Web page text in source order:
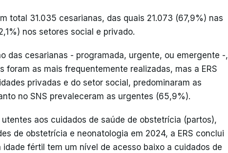
total 31.035 cesarianas, das quais 21.073 (67,9%) nas
nos setores social e privado.
das cesarianas - programada, urgente, ou emergente -,
foram as mais frequentemente realizadas, mas a ERS
privadas e do setor social, predominaram as
no SNS prevaleceram as urgentes (65,9%).
aos cuidados de saúde de obstetrícia (partos),
de obstetrícia e neonatologia em 2024, a ERS conclui
fértil tem um nível de acesso baixo a cuidados de